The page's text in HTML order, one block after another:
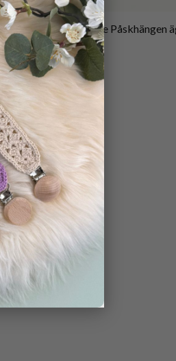
Mönster virkade Påskhängen
1
30.00kr